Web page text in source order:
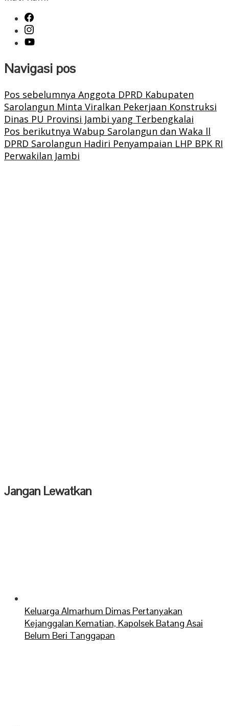
Navigasi pos
Pos sebelumnya Anggota DPRD Kabupaten
Sarolangun Minta Viralkan Pekerjaan Konstruksi
Dinas PU Provinsi Jambi yang Terbengkalai
Pos berikutnya Wabup Sarolangun dan Waka ll
DPRD Sarolangun Hadiri Penyampaian LHP BPK RI
Perwakilan Jambi
Jangan Lewatkan
Keluarga Almarhum Dimas Pertanyakan
Kejanggalan Kematian, Kapolsek Batang Asai
Belum Beri Tanggapan